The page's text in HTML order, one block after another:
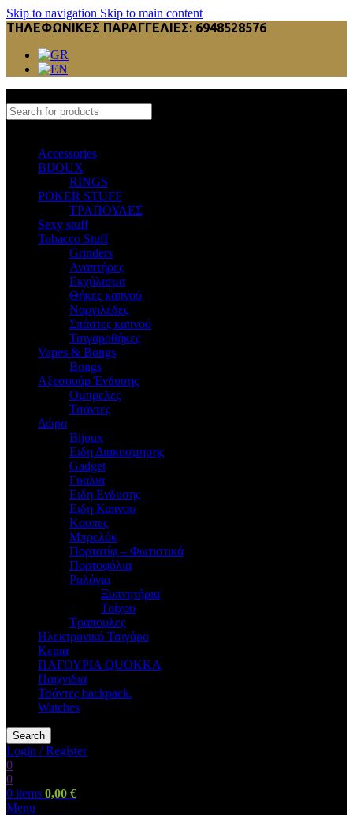
Skip to navigation Skip to main content
ΤΗΛΕΦΩΝΙΚΕΣ ΠΑΡΑΓΓΕΛΙΕΣ: 6948528576
Accessories
BIJOUX
RINGS
POKER STUFF
ΤΡΑΠΟΥΛΕΣ
Sexy stuff
Tobacco Stuff
Grinders
Αναπτήρες
Εκχύλισμα
Θήκες καπνού
Ναργιλέδες
Σπάστες καπνού
Τσιγαροθήκες
Vapes & Bongs
Bongs
Αξεσουάρ Ένδυσης
Oμπρελες
Τσάντες
Δώρα
Bijoux
Eιδη Διακοσμησης
Gadget
Γυαλια
Ειδη Ενδυσης
Ειδη Καπνου
Κουπες
Μπρελόκ
Πορτατίφ – Φωτιστικά
Πορτοφόλια
Ρολόγια
Ξυπνητήρια
Τοίχου
Τραπουλες
Ηλεκτρονικό Τσιγάρο
Κερια
ΠΑΓΟΥΡΙΑ QUOKKA
Παιχνιδια
Τσάντες backpack.
Watches
Search
Login / Register
0
0
0 items 0,00 €
Menu